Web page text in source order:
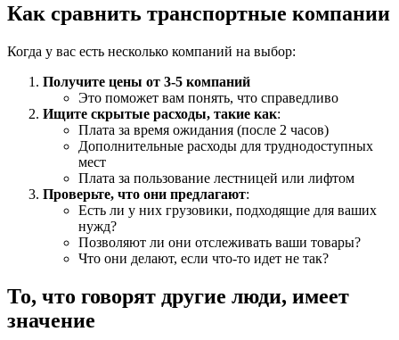
Как сравнить транспортные компании
Когда у вас есть несколько компаний на выбор:
Получите цены от 3-5 компаний
Это поможет вам понять, что справедливо
Ищите скрытые расходы, такие как:
Плата за время ожидания (после 2 часов)
Дополнительные расходы для труднодоступных
мест
Плата за пользование лестницей или лифтом
Проверьте, что они предлагают:
Есть ли у них грузовики, подходящие для ваших
нужд?
Позволяют ли они отслеживать ваши товары?
Что они делают, если что-то идет не так?
То, что говорят другие люди, имеет
значение